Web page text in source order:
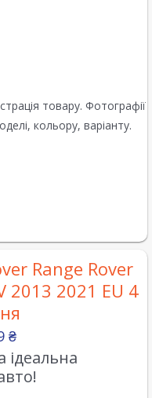
товару. Фотографії
кольору, варіанту.
Range Rover
2013 2021 EU 4
₴
ідеальна